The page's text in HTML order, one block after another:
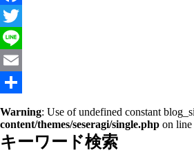
Facebook
Twitter
Line
Email
有
Warning: Use of undefined constant
content/themes/seseragi/single.php on line
キーワード検索